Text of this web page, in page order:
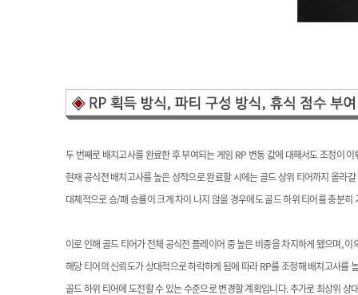
두 번째로 배치고사를 완료한 후 부여되는 게임 RP 변동 값에 대해서도 조정이 이
현재 공식전 배치고사를 높은 성적으로완료할 시에는골드 상위 티어까지 올라
대체적으로 승/패 승률이 크게 차이 나지 않을 경우에도골드 하위 티어를 충분히
이로 인해 골드 티어가 전체 공식전 플레이어 중높은 비중을 차지하게 됐으며,이
해당 티어의 신뢰도가 상대적으로 하락하게 됨에 따라 RP를 조정해 배치고사를
골드 하위 티어에 도전할 수 있는 수준으로변경할 계획입니다. 추가로최상위 상